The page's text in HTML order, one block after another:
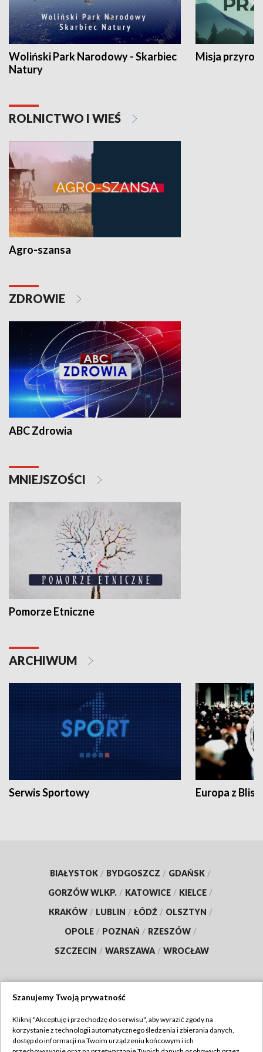
Woliński Park Narodowy - Skarbiec
Natury
Misja
ROLNICTWO I WIEŚ
Agro-szansa
ZDROWIE
ABC Zdrowia
MNIEJSZOŚCI
Pomorze Etniczne
ARCHIWUM
Serwis Sportowy Europa z
BIAŁYSTOK / BYDGOSZCZ / GDAŃSK /
GORZÓW WLKP. / KATOWICE / KIELCE /
KRAKÓW / LUBLIN / ŁÓDŹ / OLSZTYN /
OPOLE / POZNAŃ / RZESZÓW /
SZCZECIN / WARSZAWA / WROCŁAW
TVP
Szanujemy Twoją prywatność
Kliknij "Akceptuję i przechodzę do serwisu", aby wyrazić zgody na
korzystanie z technologii automatycznego śledzenia i zbierania danych,
dostęp do informacji na Twoim urządzeniu końcowym i ich